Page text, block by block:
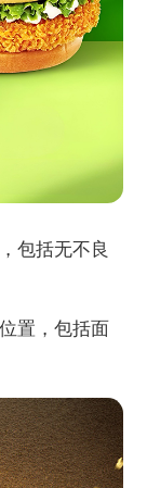
包括无不良
置，包括面